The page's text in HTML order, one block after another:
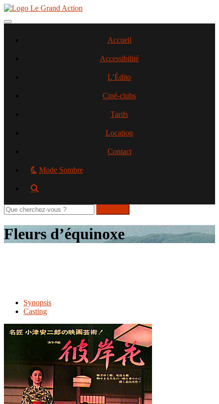
Aller
contenu
Toggle navigation
Accueil
Accessibilité
L’Édito
Ciné-clubs
Tarifs
Location
Contact
Mode Sombre
Rechercher
sur
le
site
Fleurs d’équinoxe
Synopsis
Casting